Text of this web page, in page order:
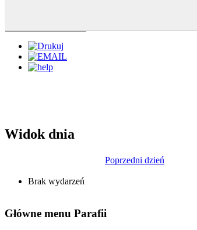
Widok dnia
Poprzedni dzień
Brak wydarzeń
Główne menu Parafii